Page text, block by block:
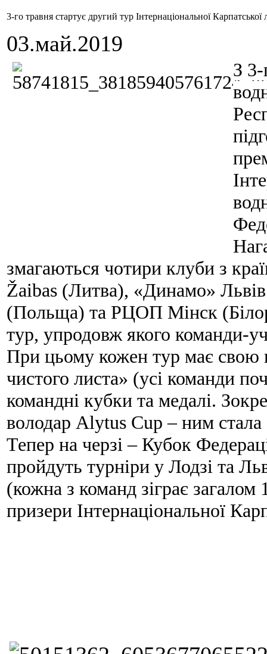
3-го травня стартує другий тур Інтернаціональної Карпатської
03.май.2019
З
змагаються чотири клуби з
Žaibas (Литва), «Динамо»
(Польща) та РЦОП Mінск
тур, упродовж якого команди-
При цьому кожен тур має свою
чистого листа» (усі команди
командні кубки та медалі.
володар Alytus Cup – ним
Тепер на черзі – Кубок
пройдуть турніри у Лодзі та
(кожна з команд зіграє
призери Інтернаціональної